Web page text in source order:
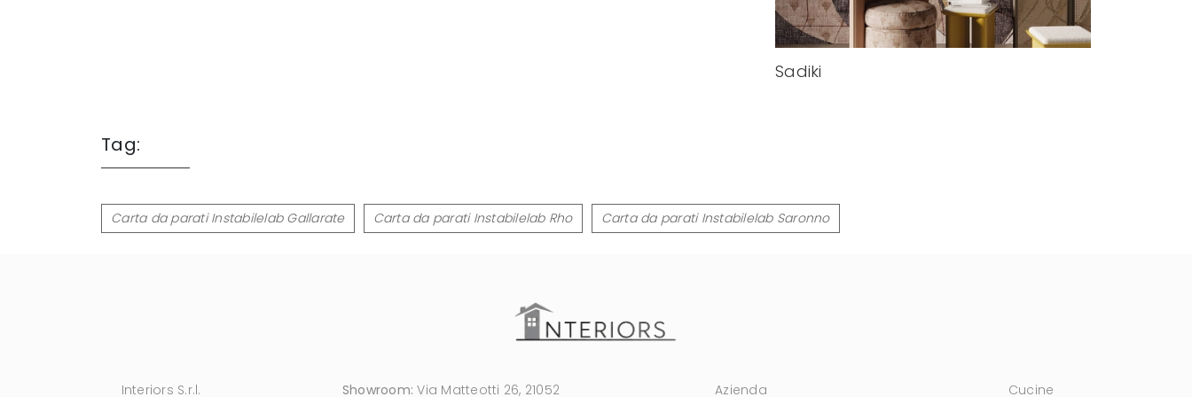
Sadiki
Tag:
Carta da parati Instabilelab Gallarate Carta da parati Instabilelab Rho Carta da parati Instabilelab Saronno
Interiors S.r.l. Showroom: Via Matteotti 26, 21052 Azienda Cucine